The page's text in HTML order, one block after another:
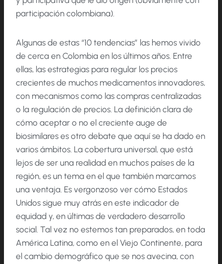
participación colombiana).
Algunas de estas “10 tendencias” las hemos vivido
de cerca en Colombia en los últimos años. Entre
ellas, las estrategias para regular los precios
crecientes de muchos medicamentos innovadores,
con mecanismos como las compras centralizadas
o la regulación de precios. La definición clara de
cómo aceptar o no el creciente auge de
biosimilares es otro debate que aquí se ha dado en
varios ámbitos. La cobertura universal, que está
lejos de ser una realidad en muchos países de la
región, es un tema en el que también marcamos
una ventaja. Es vergonzoso ver cómo Estados
Unidos sigue muy atrás en este indicador de
equidad y, en últimas de verdadero desarrollo
social. Tal vez no estemos tan preparados, en toda
América Latina, como en el Viejo Continente, para
el cambio demográfico que se nos avecina, con